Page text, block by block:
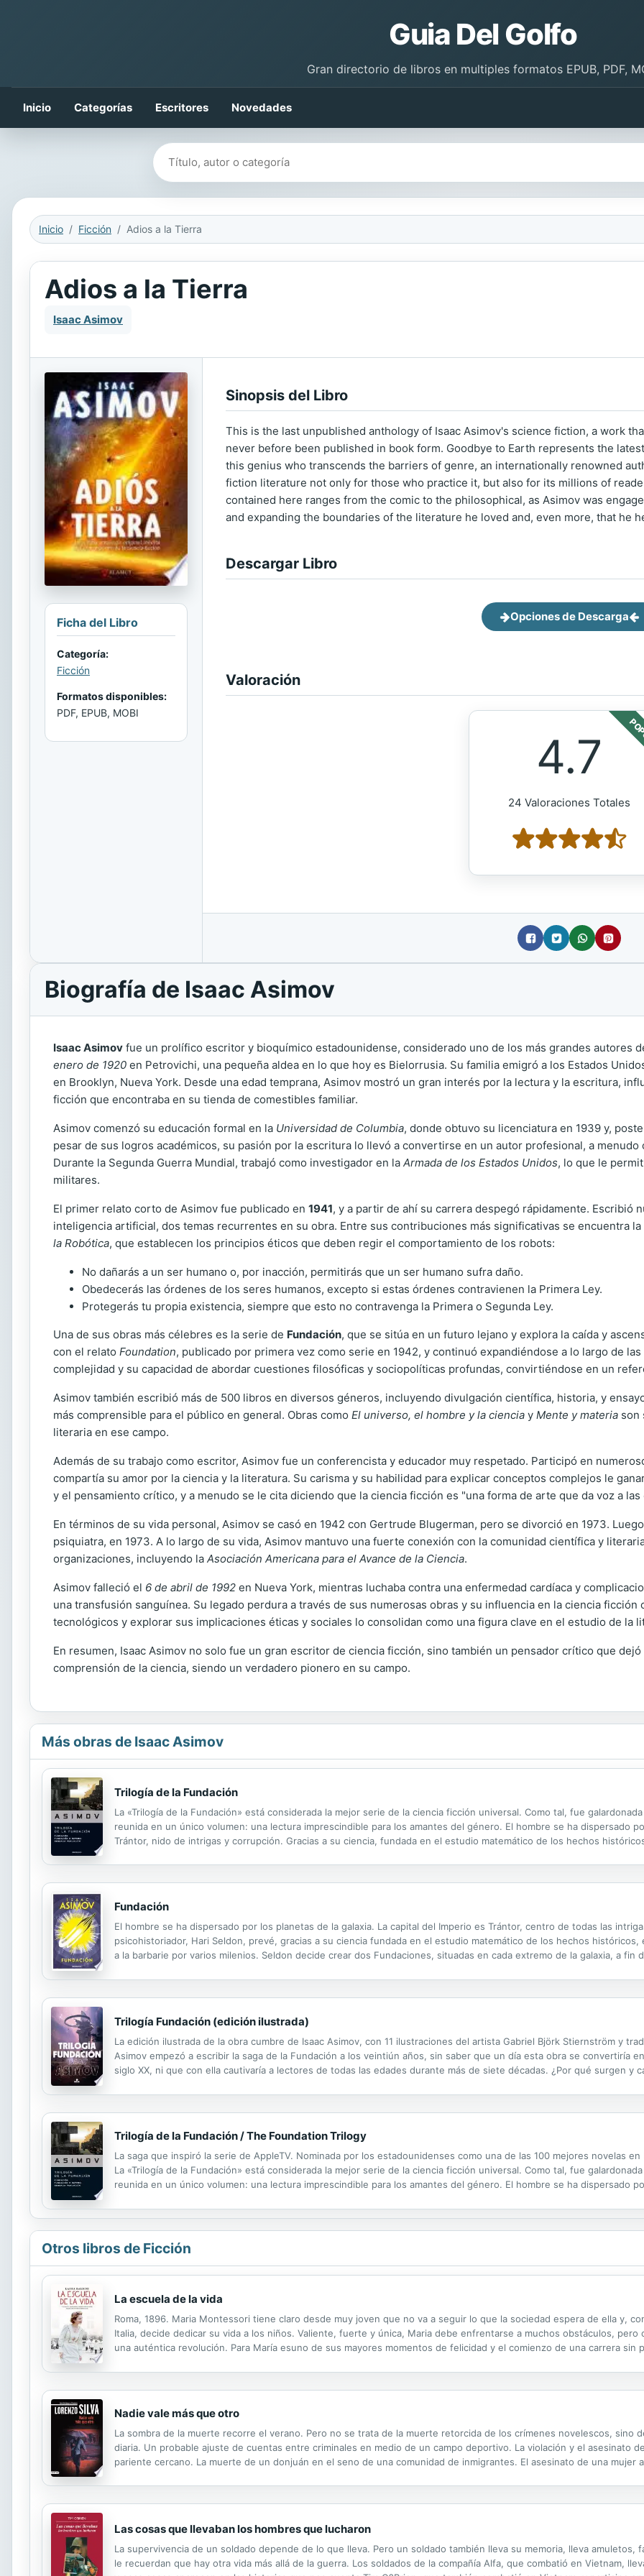
Guia Del Golfo
Gran directorio de libros en multiples formatos EPUB, PDF,
Inicio Categorías Escritores Novedades
Buscar libros
Inicio Ficción Adios a la Tierra
Adios a la Tierra
Isaac Asimov
Ficha del Libro
Categoría:
Ficción
Formatos disponibles:
PDF, EPUB, MOBI
Sinopsis del Libro
This is the last unpublished anthology of Isaac Asimov's science fiction, a work
never before been published in book form. Goodbye to Earth represents the
this genius who transcends the barriers of genre, an internationally renowned
fiction literature not only for those who practice it, but also for its millions of
contained here ranges from the comic to the philosophical, as Asimov was
and expanding the boundaries of the literature he loved and, even more, that he
Descargar Libro
Opciones de Descarga
Valoración
4.7
24 Valoraciones Totales
Biografía de Isaac Asimov
Isaac Asimov fue un prolífico escritor y bioquímico estadounidense, considerado uno de los más grandes autores
enero de 1920 en Petrovichi, una pequeña aldea en lo que hoy es Bielorrusia. Su familia emigró a los Estados
en Brooklyn, Nueva York. Desde una edad temprana, Asimov mostró un gran interés por la lectura y la escritura,
ficción que encontraba en su tienda de comestibles familiar.
Asimov comenzó su educación formal en la Universidad de Columbia, donde obtuvo su licenciatura en 1939 y,
pesar de sus logros académicos, su pasión por la escritura lo llevó a convertirse en un autor profesional, a
Durante la Segunda Guerra Mundial, trabajó como investigador en la Armada de los Estados Unidos, lo que le
militares.
El primer relato corto de Asimov fue publicado en 1941, y a partir de ahí su carrera despegó rápidamente. Escribió
inteligencia artificial, dos temas recurrentes en su obra. Entre sus contribuciones más significativas se encuentra la
la Robótica, que establecen los principios éticos que deben regir el comportamiento de los robots:
No dañarás a un ser humano o, por inacción, permitirás que un ser humano sufra daño.
Obedecerás las órdenes de los seres humanos, excepto si estas órdenes contravienen la Primera Ley.
Protegerás tu propia existencia, siempre que esto no contravenga la Primera o Segunda Ley.
Una de sus obras más célebres es la serie de Fundación, que se sitúa en un futuro lejano y explora la caída y
con el relato Foundation, publicado por primera vez como serie en 1942, y continuó expandiéndose a lo largo de
complejidad y su capacidad de abordar cuestiones filosóficas y sociopolíticas profundas, convirtiéndose en un
Asimov también escribió más de 500 libros en diversos géneros, incluyendo divulgación científica, historia, y
más comprensible para el público en general. Obras como El universo, el hombre y la ciencia y Mente y materia son
literaria en ese campo.
Además de su trabajo como escritor, Asimov fue un conferencista y educador muy respetado. Participó en
compartía su amor por la ciencia y la literatura. Su carisma y su habilidad para explicar conceptos complejos le
y el pensamiento crítico, y a menudo se le cita diciendo que la ciencia ficción es "una forma de arte que da voz a
En términos de su vida personal, Asimov se casó en 1942 con Gertrude Blugerman, pero se divorció en 1973.
psiquiatra, en 1973. A lo largo de su vida, Asimov mantuvo una fuerte conexión con la comunidad científica y
organizaciones, incluyendo la Asociación Americana para el Avance de la Ciencia.
Asimov falleció el 6 de abril de 1992 en Nueva York, mientras luchaba contra una enfermedad cardíaca y
una transfusión sanguínea. Su legado perdura a través de sus numerosas obras y su influencia en la ciencia
tecnológicos y explorar sus implicaciones éticas y sociales lo consolidan como una figura clave en el estudio de la
En resumen, Isaac Asimov no solo fue un gran escritor de ciencia ficción, sino también un pensador crítico que
comprensión de la ciencia, siendo un verdadero pionero en su campo.
Más obras de Isaac Asimov
Trilogía de la Fundación
La «Trilogía de la Fundación» está considerada la mejor serie de la ciencia ficción universal. Como tal, fue
reunida en un único volumen: una lectura imprescindible para los amantes del género. El hombre se ha dispersado
Trántor, nido de intrigas y corrupción. Gracias a su ciencia, fundada en el estudio matemático de los hechos
Fundación
El hombre se ha dispersado por los planetas de la galaxia. La capital del Imperio es Trántor, centro de todas las
psicohistoriador, Hari Seldon, prevé, gracias a su ciencia fundada en el estudio matemático de los hechos
a la barbarie por varios milenios. Seldon decide crear dos Fundaciones, situadas en cada extremo de la galaxia, a fin
Trilogía Fundación (edición ilustrada)
La edición ilustrada de la obra cumbre de Isaac Asimov, con 11 ilustraciones del artista Gabriel Björk Stiernström y
Asimov empezó a escribir la saga de la Fundación a los veintiún años, sin saber que un día esta obra se convertiría
siglo XX, ni que con ella cautivaría a lectores de todas las edades durante más de siete décadas. ¿Por qué surgen y
Trilogía de la Fundación / The Foundation Trilogy
La saga que inspiró la serie de AppleTV. Nominada por los estadounidenses como una de las 100 mejores novelas
La «Trilogía de la Fundación» está considerada la mejor serie de la ciencia ficción universal. Como tal, fue
reunida en un único volumen: una lectura imprescindible para los amantes del género. El hombre se ha dispersado
Otros libros de Ficción
La escuela de la vida
Roma, 1896. Maria Montessori tiene claro desde muy joven que no va a seguir lo que la sociedad espera de ella y,
Italia, decide dedicar su vida a los niños. Valiente, fuerte y única, Maria debe enfrentarse a muchos obstáculos,
una auténtica revolución. Para María esuno de sus mayores momentos de felicidad y el comienzo de una carrera sin
Nadie vale más que otro
La sombra de la muerte recorre el verano. Pero no se trata de la muerte retorcida de los crímenes novelescos, sino
diaria. Un probable ajuste de cuentas entre criminales en medio de un campo deportivo. La violación y el asesinato
pariente cercano. La muerte de un donjuán en el seno de una comunidad de inmigrantes. El asesinato de una mujer
Las cosas que llevaban los hombres que lucharon
La supervivencia de un soldado depende de lo que lleva. Pero un soldado también lleva su memoria, lleva amuletos,
le recuerdan que hay otra vida más allá de la guerra. Los soldados de la compañía Alfa, que combatió en Vietnam,